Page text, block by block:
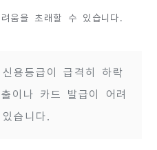
움을 초래할 수 있습니다.
용등급이 급격히 하락
이나 카드 발급이 어려
습니다.